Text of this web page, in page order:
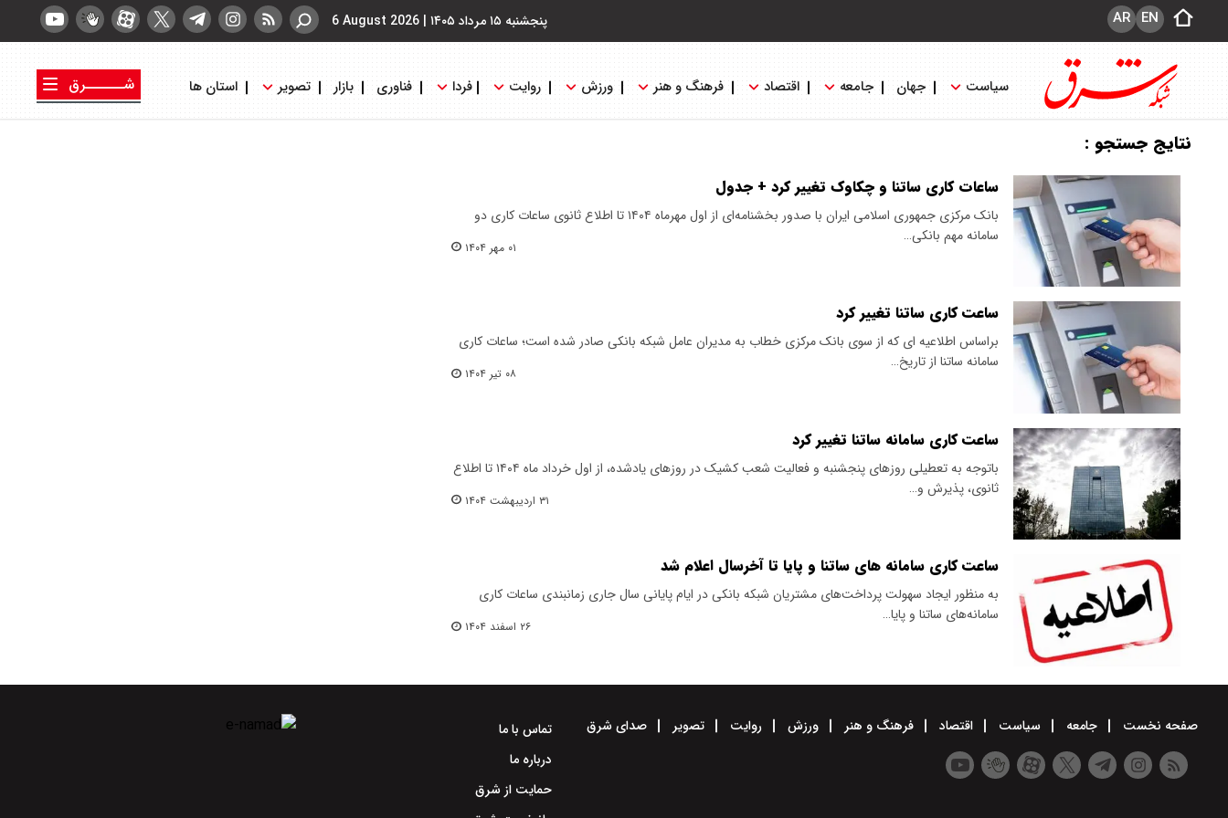
پنجشنبه ۱۵ مرداد ۱۴۰۵ |
6 August 2026 EN
AR
سیاست جهان جامعه اقتصاد فرهنگ و هنر ورزش روایت فردا فناوری بازار تصویر استان ها
شــــــرق
نتایج جستجو :
ساعات کاری ساتنا و چکاوک تغییر کرد + جدول
بانک مرکزی جمهوری اسلامی ایران با صدور بخشنامه‌ای از اول مهرماه ۱۴۰۴ تا اطلاع‌ ثانوی ساعات کاری دو
سامانه مهم بانکی…
۰۱ مهر ۱۴۰۴
ساعت کاری ساتنا تغییر کرد
براساس اطلاعیه ای که از سوی بانک مرکزی خطاب به مدیران عامل شبکه بانکی صادر شده است؛ ساعات کاری
سامانه ساتنا از تاریخ…
۰۸ تیر ۱۴۰۴
ساعت کاری سامانه ساتنا تغییر کرد
باتوجه به تعطیلی روزهای پنجشنبه و فعالیت شعب کشیک در روزهای یادشده، از اول خرداد ماه ۱۴۰۴ تا اطلاع
ثانوی، پذیرش و…
۳۱ اردیبهشت ۱۴۰۴
ساعت کاری سامانه های ساتنا و پایا تا آخرسال اعلام شد
به منظور ایجاد سهولت پرداخت‌های مشتریان شبکه بانکی در ایام پایانی سال جاری زمانبندی ساعات کاری
سامانه‌های ساتنا و پایا…
۲۶ اسفند ۱۴۰۴
صفحه نخست جامعه سیاست اقتصاد فرهنگ و هنر ورزش روایت تصویر صدای شرق
تماس با ما
درباره ما
حمایت از شرق